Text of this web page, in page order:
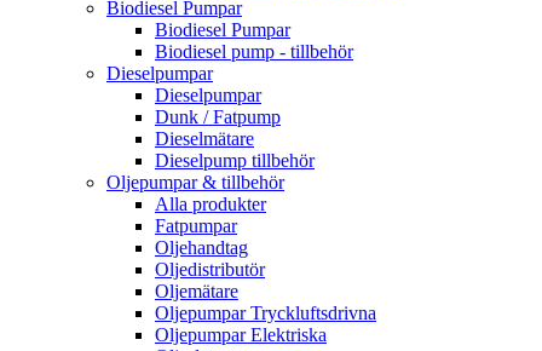
Biodiesel Pumpar
Biodiesel Pumpar
Biodiesel pump - tillbehör
Dieselpumpar
Dieselpumpar
Dunk / Fatpump
Dieselmätare
Dieselpump tillbehör
Oljepumpar & tillbehör
Alla produkter
Fatpumpar
Oljehandtag
Oljedistributör
Oljemätare
Oljepumpar Tryckluftsdrivna
Oljepumpar Elektriska